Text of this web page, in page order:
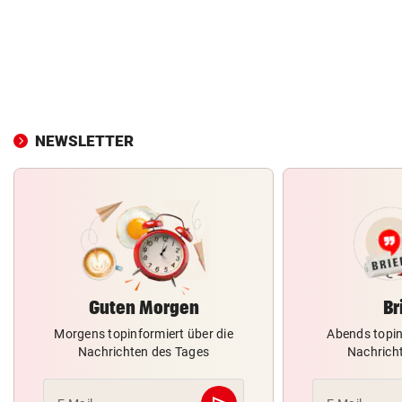
NEWSLETTER
Guten Morgen
Morgens topinformiert über die
Nachrichten des Tages
Abends